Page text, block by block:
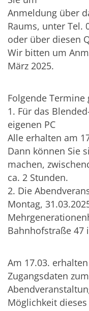
Anmeldung über
Raums, unter Tel.
oder über diesen
Wir bitten um
März 2025.
Folgende Termine
1. Für das
eigenen PC
Alle erhalten am
Dann können Sie
machen,
ca. 2 Stunden.
2. Die
Montag,
Bahnhofstraße 47
Am 17.03.
Zugangsdaten
Möglichkeit